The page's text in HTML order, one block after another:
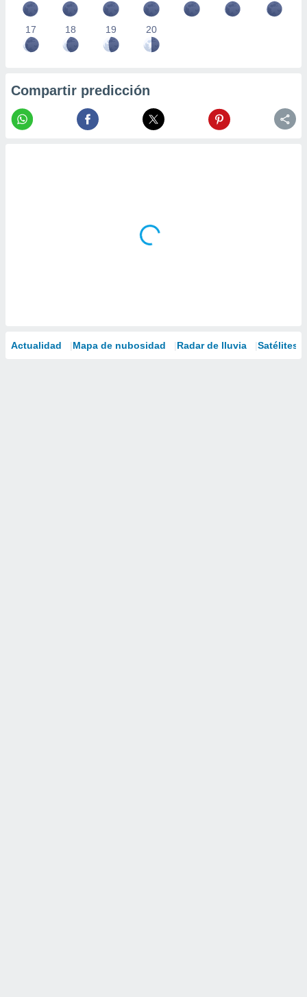
17 18 19 20
Compartir predicción
Actualidad Mapa de nubosidad Radar de lluvia Satélites